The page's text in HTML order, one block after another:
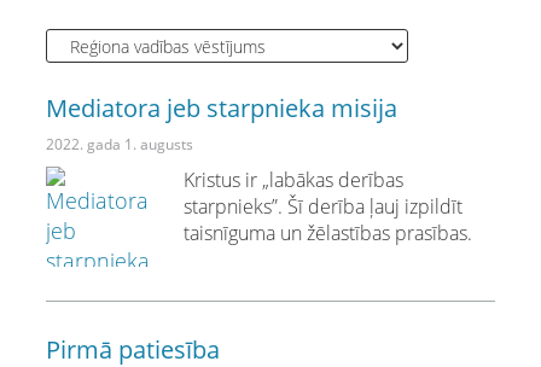
Mediatora jeb starpnieka misija
2022. gada 1. augusts
Kristus ir „labākas derības
starpnieks”. Šī derība ļauj izpildīt
taisnīguma un žēlastības prasības.
Pirmā patiesība